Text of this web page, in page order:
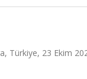
Türkiye, 23 Ekim